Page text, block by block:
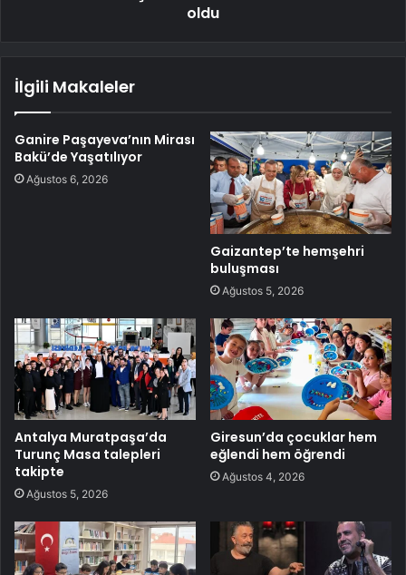
oldu
İlgili Makaleler
Ganire Paşayeva’nın Mirası
Bakü’de Yaşatılıyor
Ağustos 6, 2026
Gaizantep’te hemşehri
buluşması
Ağustos 5, 2026
Antalya Muratpaşa’da
Turunç Masa talepleri
takipte
Ağustos 5, 2026
Giresun’da çocuklar hem
eğlendi hem öğrendi
Ağustos 4, 2026